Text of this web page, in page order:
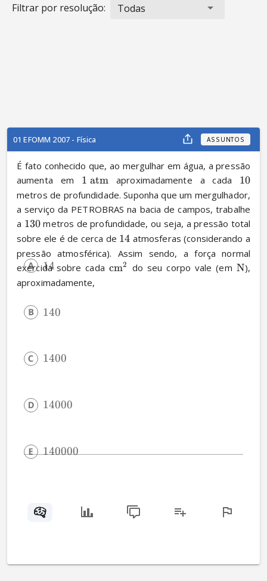
Filtrar por resolução: Todas
01 EFOMM 2007 - Física ASSUNTOS
É fato conhecido que, ao mergulhar em água, a pressão
aumenta em 1 atm aproximadamente a cada 10
metros de profundidade. Suponha que um mergulhador,
a serviço da PETROBRAS na bacia de campos, trabalhe
a 130 metros de profundidade, ou seja, a pressão total
sobre ele é de cerca de 14 atmosferas (considerando a
pressão atmosférica). Assim sendo, a força normal
exercida sobre cada cm2 do seu corpo vale (em N),
aproximadamente,
14
140
1400
14000
140000